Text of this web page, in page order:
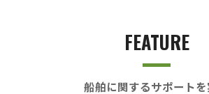
船舶に関するサポート
FEATURE